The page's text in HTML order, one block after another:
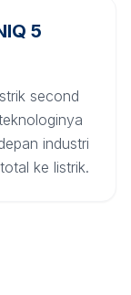
5
second
industri
ke listrik.